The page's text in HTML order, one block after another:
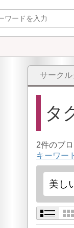
サーク
タ
2件のブ
キーワー